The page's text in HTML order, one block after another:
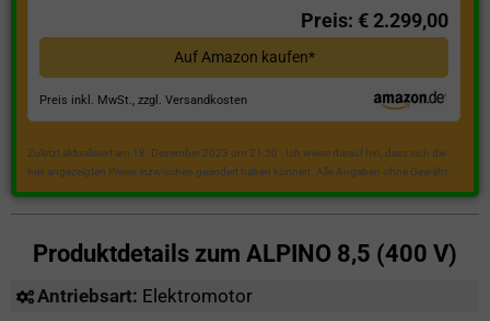
Preis: € 2.299,00
Auf Amazon kaufen*
Preis inkl. MwSt., zzgl. Versandkosten
Zuletzt aktualisiert am 18. Dezember 2023 um 21:50 . Ich weise darauf hin, dass sich die
hier angezeigten Preise inzwischen geändert haben können. Alle Angaben ohne Gewähr.
Produktdetails zum ALPINO 8,5 (400 V)
Antriebsart: Elektromotor